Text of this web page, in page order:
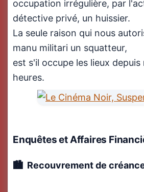
occupation irrégulière, par
détective privé, un huissier.
La seule raison qui nous
manu militari un squatteur,
est s'il occupe les lieux
heures.
Enquêtes et Affaires
Recouvrement de